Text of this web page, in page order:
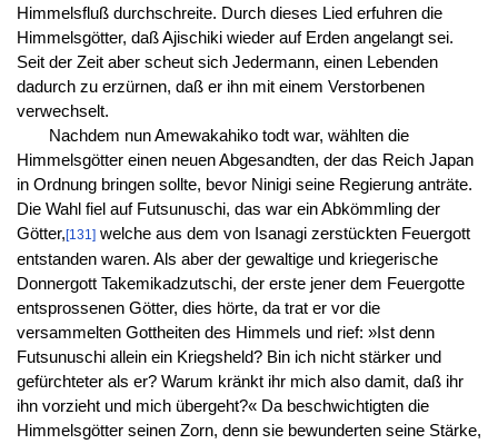
Himmelsfluß durchschreite. Durch dieses Lied erfuhren die
Himmelsgötter, daß Ajischiki wieder auf Erden angelangt sei.
Seit der Zeit aber scheut sich Jedermann, einen Lebenden
dadurch zu erzürnen, daß er ihn mit einem Verstorbenen
verwechselt.
Nachdem nun Amewakahiko todt war, wählten die
Himmelsgötter einen neuen Abgesandten, der das Reich Japan
in Ordnung bringen sollte, bevor Ninigi seine Regierung anträte.
Die Wahl fiel auf Futsunuschi, das war ein Abkömmling der
Götter,[131]welche aus dem von Isanagi zerstückten Feuergott
entstanden waren. Als aber der gewaltige und kriegerische
Donnergott Takemikadzutschi, der erste jener dem Feuergotte
entsprossenen Götter, dies hörte, da trat er vor die
versammelten Gottheiten des Himmels und rief: »Ist denn
Futsunuschi allein ein Kriegsheld? Bin ich nicht stärker und
gefürchteter als er? Warum kränkt ihr mich also damit, daß ihr
ihn vorzieht und mich übergeht?« Da beschwichtigten die
Himmelsgötter seinen Zorn, denn sie bewunderten seine Stärke,